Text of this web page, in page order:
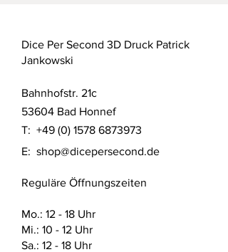
Dieses Produkt wurde im SLA 3D
Druck Verfahren aus UV Resin
aktuellem Stand der Technik gereinigt
und mit UV Licht ausgehärtet.
Detaillierte Sicherheitshinweise nach
Produktsicherheitsverordnung (GPSR)
den FAQ. Dort sind auch die offiziellen
des verwendeten Materials zu finden.
Dice Per Second 3D Druck Patrick
Jankowski
Bahnhofstr. 21c
53604 Bad Honnef
T: +49 (0) 1578 6873973
E: shop@dicepersecond.de
Reguläre Öffnungszeiten
Mo.: 12 - 18 Uhr
Mi.: 10 - 12 Uhr
Sa.: 12 - 18 Uhr